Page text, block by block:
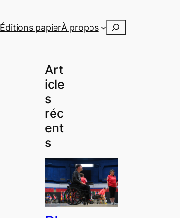
Éditions papierÀ propos Rechercher
Art
icle
s
réc
ent
s